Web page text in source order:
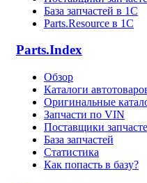
База запчастей в 1С
Parts.Resource в 1C
Parts.Index
Обзор
Каталоги
Оригинальные
Запчасти по VIN
Поставщики
База запчастей
Статистика
Как попасть в базу?